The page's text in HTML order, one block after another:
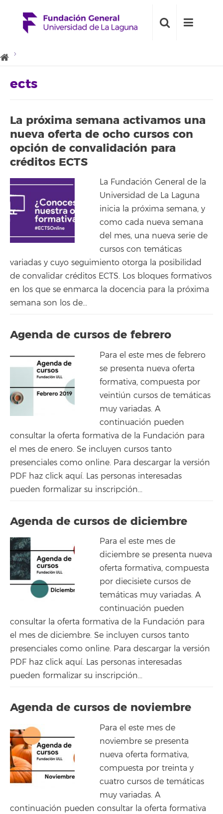
ects
La próxima semana activamos una
nueva oferta de ocho cursos con
opción de convalidación para
créditos ECTS
La Fundación General de la
Universidad de La Laguna
inicia la próxima semana, y
como cada nueva semana
del mes, una nueva serie de
cursos con temáticas
variadas y cuyo seguimiento otorga la posibilidad
de convalidar créditos ECTS. Los bloques formativos
en los que se enmarca la docencia para la próxima
semana son los de...
Agenda de cursos de febrero
Para el este mes de febrero
se presenta nueva oferta
formativa, compuesta por
veintiún cursos de temáticas
muy variadas. A
continuación pueden
consultar la oferta formativa de la Fundación para
el mes de enero. Se incluyen cursos tanto
presenciales como online. Para descargar la versión
PDF haz click aquí. Las personas interesadas
pueden formalizar su inscripción...
Agenda de cursos de diciembre
Para el este mes de
diciembre se presenta nueva
oferta formativa, compuesta
por diecisiete cursos de
temáticas muy variadas. A
continuación pueden
consultar la oferta formativa de la Fundación para
el mes de diciembre. Se incluyen cursos tanto
presenciales como online. Para descargar la versión
PDF haz click aquí. Las personas interesadas
pueden formalizar su inscripción...
Agenda de cursos de noviembre
Para el este mes de
noviembre se presenta
nueva oferta formativa,
compuesta por treinta y
cuatro cursos de temáticas
muy variadas. A
continuación pueden consultar la oferta formativa